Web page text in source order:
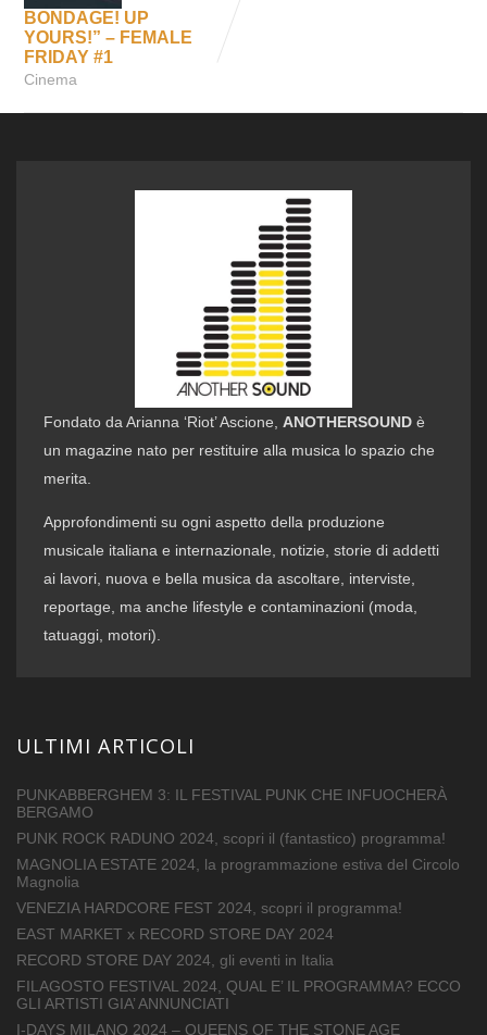
BONDAGE! UP
YOURS!” – FEMALE
FRIDAY #1
Cinema
Fondato da Arianna ‘Riot’ Ascione, ANOTHERSOUND è
un magazine nato per restituire alla musica lo spazio che
merita.
Approfondimenti su ogni aspetto della produzione
musicale italiana e internazionale, notizie, storie di addetti
ai lavori, nuova e bella musica da ascoltare, interviste,
reportage, ma anche lifestyle e contaminazioni (moda,
tatuaggi, motori).
ULTIMI ARTICOLI
PUNKABBERGHEM 3: IL FESTIVAL PUNK CHE INFUOCHERÀ
BERGAMO
PUNK ROCK RADUNO 2024, scopri il (fantastico) programma!
MAGNOLIA ESTATE 2024, la programmazione estiva del Circolo
Magnolia
VENEZIA HARDCORE FEST 2024, scopri il programma!
EAST MARKET x RECORD STORE DAY 2024
RECORD STORE DAY 2024, gli eventi in Italia
FILAGOSTO FESTIVAL 2024, QUAL E’ IL PROGRAMMA? ECCO
GLI ARTISTI GIA’ ANNUNCIATI
I-DAYS MILANO 2024 – QUEENS OF THE STONE AGE